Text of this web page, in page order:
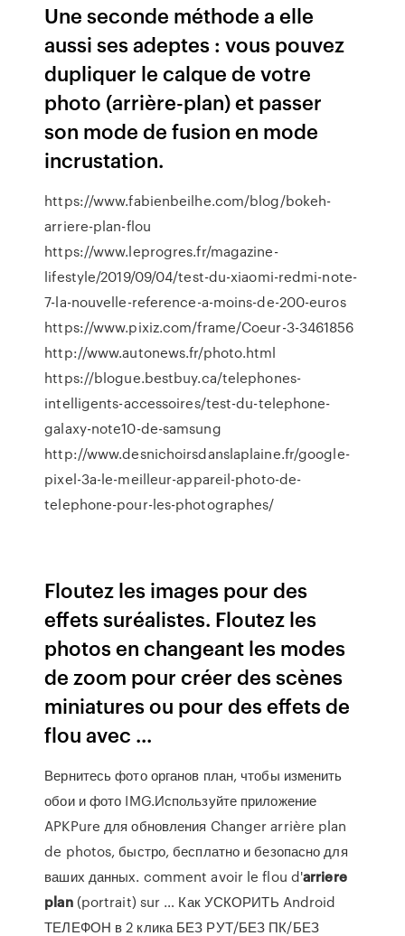
Une seconde méthode a elle
aussi ses adeptes : vous pouvez
dupliquer le calque de votre
photo (arrière-plan) et passer
son mode de fusion en mode
incrustation.
https://www.fabienbeilhe.com/blog/bokeh-
arriere-plan-flou
https://www.leprogres.fr/magazine-
lifestyle/2019/09/04/test-du-xiaomi-redmi-note-
7-la-nouvelle-reference-a-moins-de-200-euros
https://www.pixiz.com/frame/Coeur-3-3461856
http://www.autonews.fr/photo.html
https://blogue.bestbuy.ca/telephones-
intelligents-accessoires/test-du-telephone-
galaxy-note10-de-samsung
http://www.desnichoirsdanslaplaine.fr/google-
pixel-3a-le-meilleur-appareil-photo-de-
telephone-pour-les-photographes/
Floutez les images pour des
effets suréalistes. Floutez les
photos en changeant les modes
de zoom pour créer des scènes
miniatures ou pour des effets de
flou avec ...
Вернитесь фото органов план, чтобы изменить
обои и фото IMG.Используйте приложение
APKPure для обновления Changer arrière plan
de photos, быстро, бесплатно и безопасно для
ваших данных. comment avoir le flou d'arriere
plan(portrait) sur … Как УСКОРИТЬ Android
ТЕЛЕФОН в 2 клика БЕЗ РУТ/БЕЗ ПК/БЕЗ